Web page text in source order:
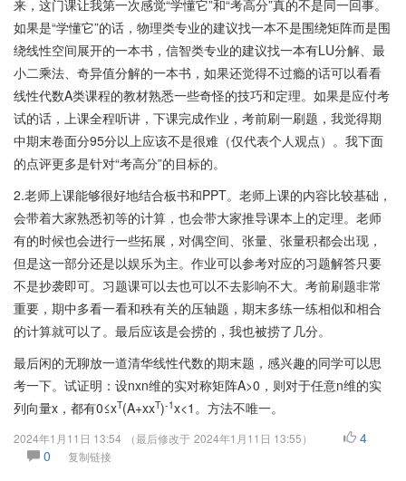
来，这门课让我第一次感觉“学懂它”和“考高分”真的不是同一回事。
如果是“学懂它”的话，物理类专业的建议找一本不是围绕矩阵而是围
绕线性空间展开的一本书，信智类专业的建议找一本有LU分解、最
小二乘法、奇异值分解的一本书，如果还觉得不过瘾的话可以看看
线性代数A类课程的教材熟悉一些奇怪的技巧和定理。如果是应付考
试的话，上课全程听讲，下课完成作业，考前刷一刷题，我觉得期
中期末卷面分95分以上应该不是很难（仅代表个人观点）。我下面
的点评更多是针对“考高分”的目标的。
2.老师上课能够很好地结合板书和PPT。老师上课的内容比较基础，
会带着大家熟悉初等的计算，也会带大家推导课本上的定理。老师
有的时候也会进行一些拓展，对偶空间、张量、张量积都会出现，
但是这一部分还是以娱乐为主。作业可以参考对应的习题解答只要
不是抄袭即可。习题课可以去也可以不去影响不大。考前刷题非常
重要，期中多看一看和秩有关的压轴题，期末多练一练相似和相合
的计算就可以了。最后应该是会捞的，我也被捞了几分。
最后闲的无聊放一道清华线性代数的期末题，感兴趣的同学可以思
考一下。试证明：设nxn维的实对称矩阵A>0，则对于任意n维的实
列向量x，都有0≤xT(A+xxT)-1x<1。方法不唯一。
2024年1月11日 13:54 （最后修改于 2024年1月11日 13:55）
4
0
复制链接